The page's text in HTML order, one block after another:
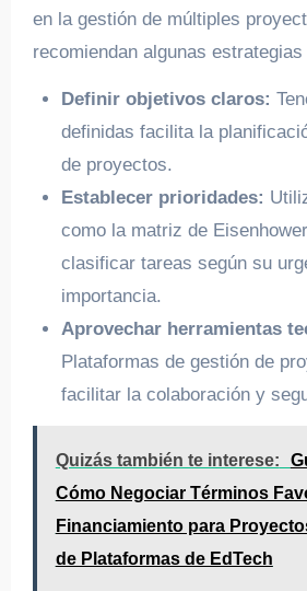
en la gestión de múltiples
recomiendan algunas
Definir objetivos claros:
definidas facilita la
de proyectos.
Establecer prioridades:
como la matriz de
clasificar tareas según su
importancia.
Aprovechar herramientas
Plataformas de gestión de
facilitar la colaboración y
Quizás también te interese:
Cómo Negociar Términos
Financiamiento para
de Plataformas de EdTech